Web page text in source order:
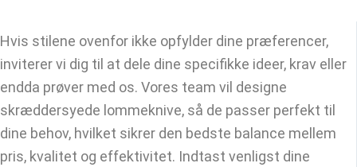
Hvis stilene ovenfor ikke opfylder dine præferencer,
inviterer vi dig til at dele dine specifikke ideer, krav eller
endda prøver med os. Vores team vil designe
skræddersyede lommeknive, så de passer perfekt til
dine behov, hvilket sikrer den bedste balance mellem
pris, kvalitet og effektivitet. Indtast venligst dine